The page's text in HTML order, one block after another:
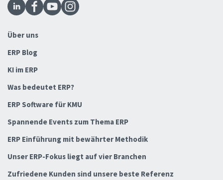
Über uns
ERP Blog
KI im ERP
Was bedeutet ERP?
ERP Software für KMU
Spannende Events zum Thema ERP
ERP Einführung mit bewährter Methodik
Unser ERP-Fokus liegt auf vier Branchen
Zufriedene Kunden sind unsere beste Referenz